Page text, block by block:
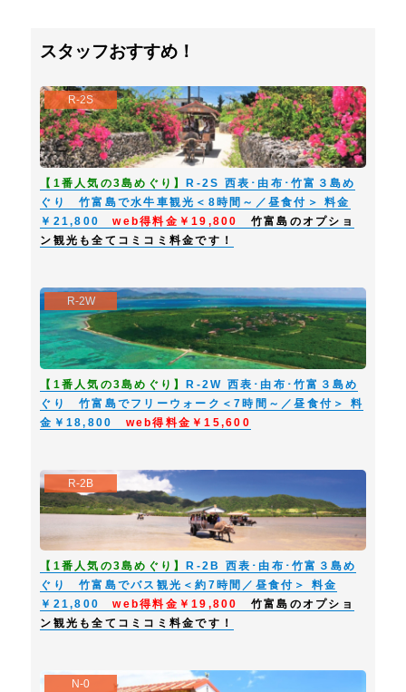
スタッフおすすめ！
R-2S
【1番人気の3島めぐり】R-2S 西表･由布･竹富３島め
ぐり 竹富島で水牛車観光＜8時間～／昼食付＞ 料金
￥21,800web得料金￥19,800
竹富島のオプショ
ン観光も全てコミコミ料金です！
R-2W
【1番人気の3島めぐり】R-2W 西表･由布･竹富３島め
ぐり 竹富島でフリーウォーク＜7時間～／昼食付＞ 料
金￥18,800 web得料金￥15,600
R-2B
【1番人気の3島めぐり】
R-2B 西表･由布･竹富３島め
ぐり 竹富島でバス観光＜約7時間／昼食付＞ 料金
￥21,800web得料金￥19,800
竹富島のオプショ
ン観光も全てコミコミ料金です！
N-0